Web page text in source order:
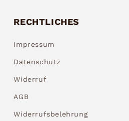
RECHTLICHES
Impressum
Datenschutz
Widerruf
AGB
Widerrufsbelehrung